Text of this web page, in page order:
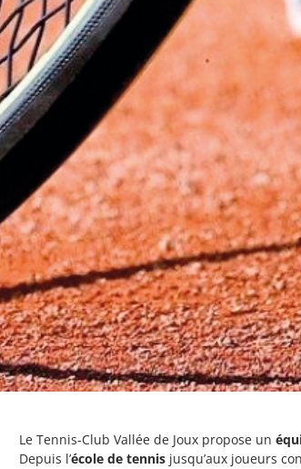
Le Tennis-Club Vallée de Joux propose un
Depuis l’école de tennis jusqu’aux joueurs